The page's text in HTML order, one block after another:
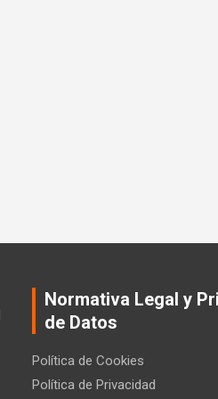
Normativa Legal y
de Datos
Política de Cookies
Política de Privacidad